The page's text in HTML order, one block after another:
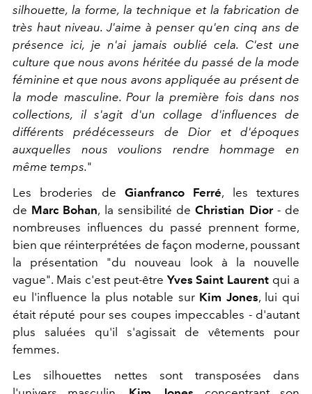
silhouette, la forme, la technique et la fabrication de
très haut niveau. J'aime à penser qu'en cinq ans de
présence ici, je n'ai jamais oublié cela. C'est une
culture que nous avons héritée du passé de la mode
féminine et que nous avons appliquée au présent de
la mode masculine. Pour la première fois dans nos
collections, il s'agit d'un collage d'influences de
différents prédécesseurs de Dior et d'époques
auxquelles nous voulions rendre hommage en
même temps."
Les broderies de
Gianfranco Ferré, les textures
de Marc Bohan, la sensibilité de Christian Dior - de
nombreuses influences du passé prennent forme,
bien que réinterprétées de façon moderne, poussant
la présentation "du nouveau look à la nouvelle
vague". Mais c'est peut-être Yves Saint Laurent qui a
eu l'influence la plus notable sur Kim Jones, lui qui
était réputé pour ses coupes impeccables - d'autant
plus saluées qu'il s'agissait de vêtements pour
femmes.
Les silhouettes nettes sont transposées dans